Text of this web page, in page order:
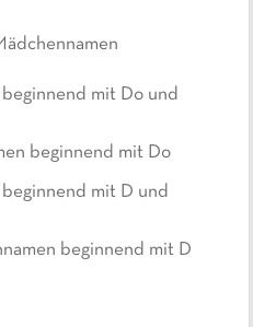
mit Do und
beginnend mit Do
mit D und
beginnend mit D